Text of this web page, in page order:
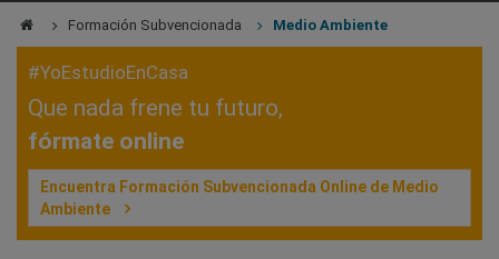
Formación Subvencionada Medio Ambiente
#YoEstudioEnCasa
Que nada frene tu futuro,
fórmate online
Encuentra Formación Subvencionada Online de Medio
Ambiente